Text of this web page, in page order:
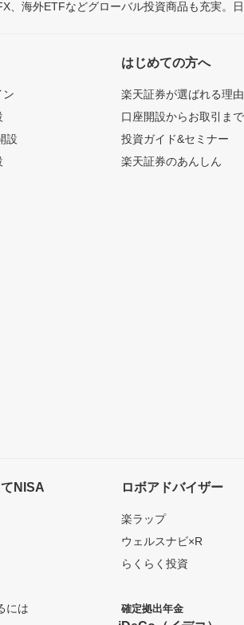
、海外ETFなどグローバル投資商品も充実。
ン
設
はじめての方へ
楽天証券が選ばれる理由
口座開設からお取引ま
投資ガイド&セミナー
楽天証券のあんしん
NISA
には
ロボアドバイザー
楽ラップ
ウェルスナビ×R
らくらく投資
確定拠出年金